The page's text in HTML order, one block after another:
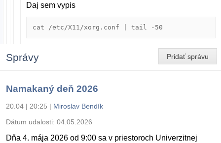
Daj sem vypis
cat /etc/X11/xorg.conf | tail -50
Pridať správu
Správy
Namakaný deň 2026
20.04 | 20:25 | Miroslav Bendík
Dátum udalosti: 04.05.2026
Dňa 4. mája 2026 od 9:00 sa v priestoroch Univerzitnej